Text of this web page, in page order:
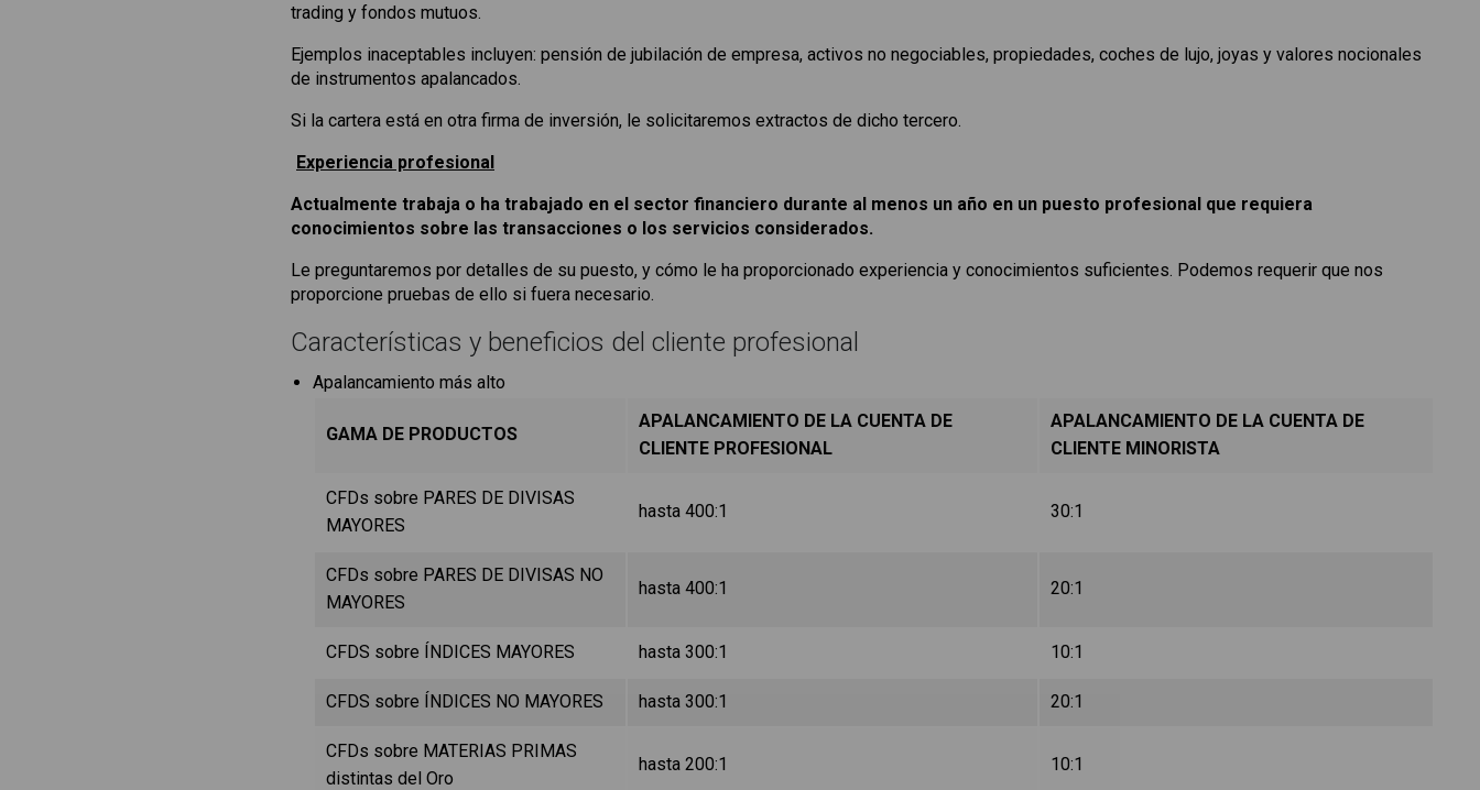
trading y fondos mutuos.
Ejemplos inaceptables incluyen: pensión de jubilación de empresa, activos no negociables, propiedades, coches de lujo, joyas y valores nocionales
de instrumentos apalancados.
Si la cartera está en otra firma de inversión, le solicitaremos extractos de dicho tercero.
Experiencia profesional
Actualmente trabaja o ha trabajado en el sector financiero durante al menos un año en un puesto profesional que requiera
conocimientos sobre las transacciones o los servicios considerados.
Le preguntaremos por detalles de su puesto, y cómo le ha proporcionado experiencia y conocimientos suficientes. Podemos requerir que nos
proporcione pruebas de ello si fuera necesario.
Características y beneficios del cliente profesional
Apalancamiento más alto
GAMA DE PRODUCTOS
APALANCAMIENTO DE LA CUENTA DE
CLIENTE PROFESIONAL
APALANCAMIENTO DE LA CUENTA DE
CLIENTE MINORISTA
CFDs sobre PARES DE DIVISAS
MAYORES
hasta 400:1 30:1
CFDs sobre PARES DE DIVISAS NO
MAYORES
hasta 400:1 20:1
CFDS sobre ÍNDICES MAYORES hasta 300:1 10:1
CFDS sobre ÍNDICES NO MAYORES hasta 300:1 20:1
CFDs sobre MATERIAS PRIMAS
distintas del Oro
hasta 200:1 10:1